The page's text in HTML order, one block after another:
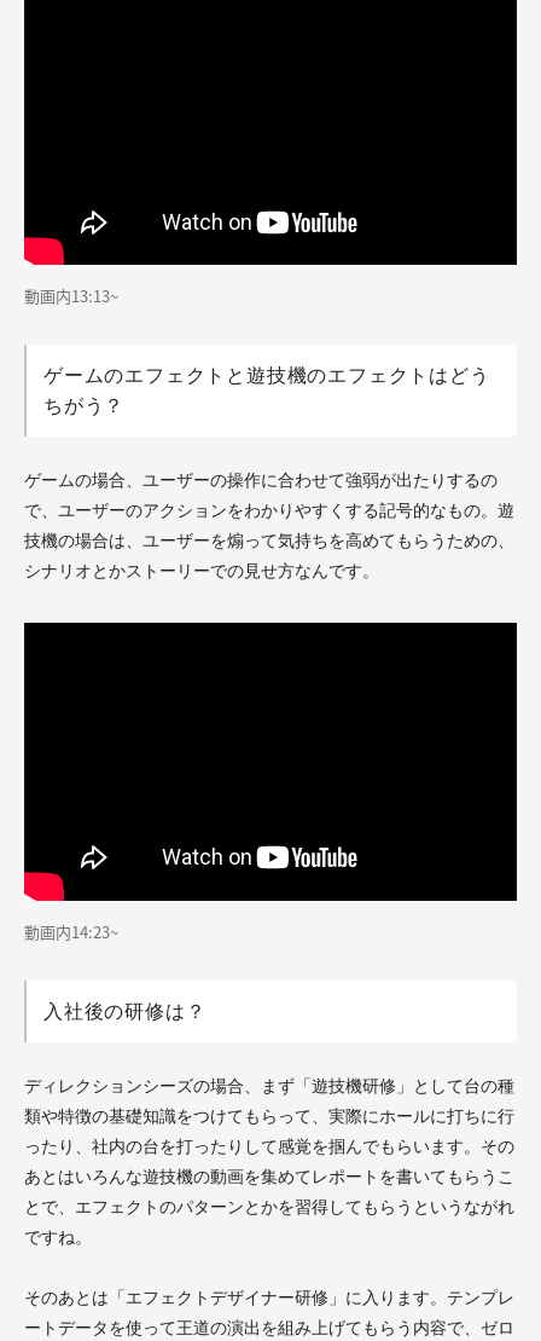
動画内13:13~
ゲームのエフェクトと遊技機のエフェクトはどう
ちがう？
ゲームの場合、ユーザーの操作に合わせて強弱が出たりするの
で、ユーザーのアクションをわかりやすくする記号的なもの。遊
技機の場合は、ユーザーを煽って気持ちを高めてもらうための、
シナリオとかストーリーでの見せ方なんです。
動画内14:23~
入社後の研修は？
ディレクションシーズの場合、まず「遊技機研修」として台の種
類や特徴の基礎知識をつけてもらって、実際にホールに打ちに行
ったり、社内の台を打ったりして感覚を掴んでもらいます。その
あとはいろんな遊技機の動画を集めてレポートを書いてもらうこ
とで、エフェクトのパターンとかを習得してもらうというながれ
ですね。
そのあとは「エフェクトデザイナー研修」に入ります。テンプレ
ートデータを使って王道の演出を組み上げてもらう内容で、ゼロ